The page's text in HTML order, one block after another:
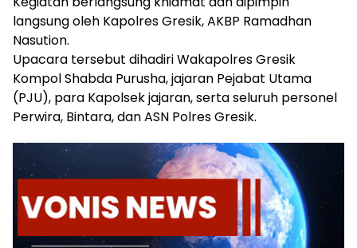
langsung oleh Kapolres Gresik, AKBP Ramadhan
Nasution.
Upacara tersebut dihadiri Wakapolres Gresik
Kompol Shabda Purusha, jajaran Pejabat Utama
(PJU), para Kapolsek jajaran, serta seluruh personel
Perwira, Bintara, dan ASN Polres Gresik.